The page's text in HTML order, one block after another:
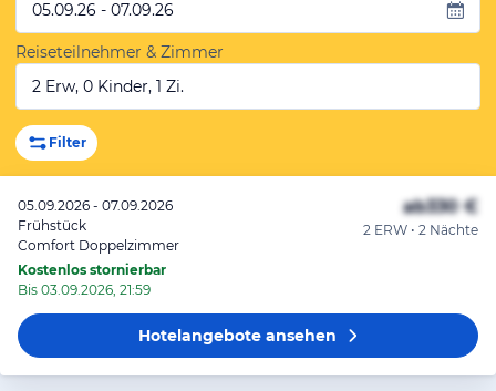
05.09.26 - 07.09.26
Reiseteilnehmer & Zimmer
2 Erw, 0 Kinder, 1 Zi.
Filter
05.09.2026 - 07.09.2026
Frühstück
Comfort Doppelzimmer
Kostenlos stornierbar
Bis 03.09.2026, 21:59
ab330 €
2 ERW • 2 Nächte
Hotelangeboteansehen